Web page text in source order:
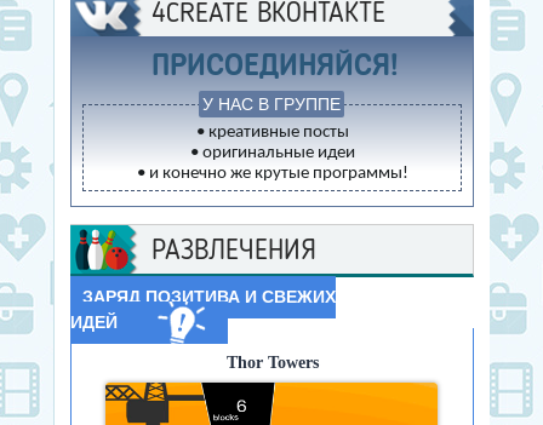
4CREATE ВКОНТАКТЕ
ПРИСОЕДИНЯЙСЯ!
У НАС В ГРУППЕ
• креативные посты
• оригинальные идеи
• и конечно же крутые программы!
РАЗВЛЕЧЕНИЯ
ЗАРЯД ПОЗИТИВА И СВЕЖИХ
ИДЕЙ
Thor Towers